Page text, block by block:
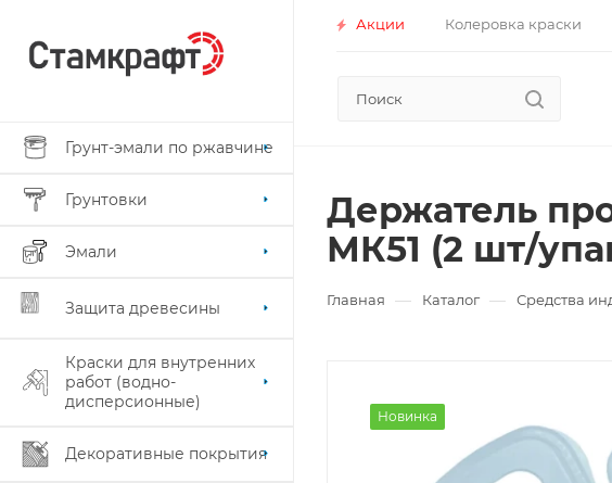
Акции Колеровка краски
Грунт-эмали по ржавчине
Грунтовки
Эмали
Защита древесины
Краски для внутренних
работ (водно-
дисперсионные)
Декоративные покрытия
Держатель
МК51 (2 шт/
Главная — Каталог — Средства
Новинка